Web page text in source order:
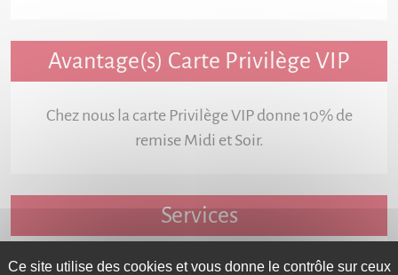
Avantage(s) Carte Privilège VIP
Chez nous la carte Privilège VIP donne 10% de
remise Midi et Soir.
Services
Ce site utilise des cookies et vous donne le contrôle sur ceux